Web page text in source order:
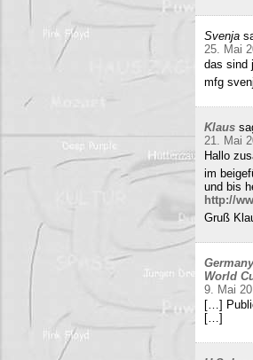
Svenja
25. Mai
das sind
mfg
Klaus
21. Mai
Hallo
im
und bis
http://
Gruß
World
9. Mai
[…]
[…]